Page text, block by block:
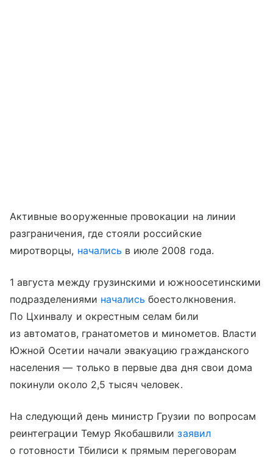
Активные вооруженные провокации на линии
разграничения, где стояли российские
миротворцы, начались в июле 2008 года.
1 августа между грузинскими и южноосетинскими
подразделениями начались боестолкновения.
По Цхинвалу и окрестным селам били
из автоматов, гранатометов и минометов. Власти
Южной Осетии начали эвакуацию гражданского
населения — только в первые два дня свои дома
покинули около 2,5 тысяч человек.
На следующий день министр Грузии по вопросам
реинтеграции Темур Якобашвилизаявил
о готовности Тбилиси к прямым переговорам